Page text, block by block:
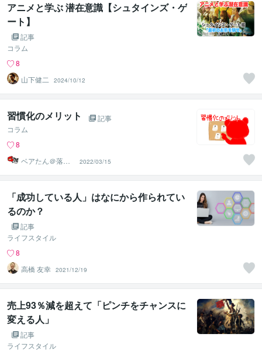
アニメと学ぶ 潜在意識【シュタインズ・ゲ
ート】
記事
コラム
8
山下健二
2024/10/12
習慣化のメリット
記事
コラム
8
ベアたん＠落書
きイラストレー
ター
2022/03/15
「成功している人」はなにから作られてい
るのか？
記事
ライフスタイル
8
高橋 友幸 2021/12/19
売上93％減を超えて「ピンチをチャンスに
変える人」
記事
ライフスタイル